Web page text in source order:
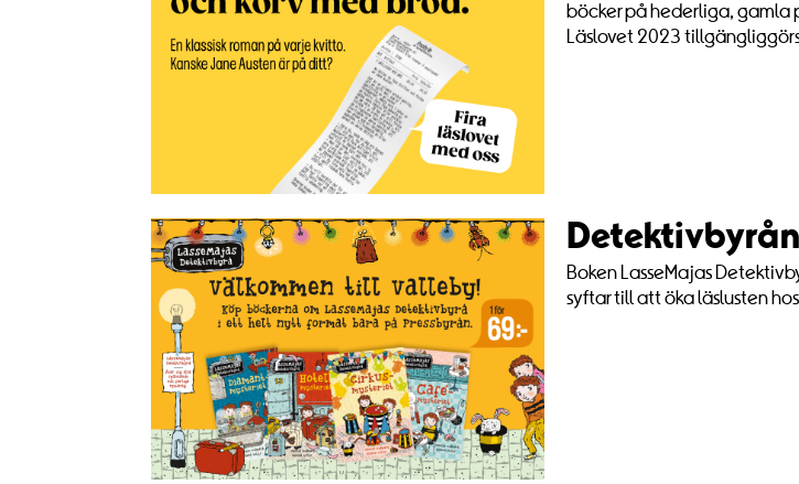
böcker på hederliga, gamla
Läslovet 2023
Detektivbyrån
Boken LasseMajas
syftar till att öka läslusten